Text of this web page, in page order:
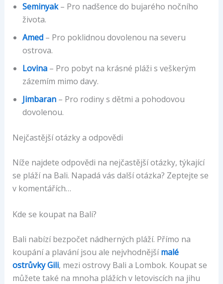
Seminyak – Pro nadšence do bujarého nočního
života.
Amed – Pro poklidnou dovolenou na severu
ostrova.
Lovina – Pro pobyt na krásné pláži s veškerým
zázemím mimo davy.
Jimbaran – Pro rodiny s dětmi a pohodovou
dovolenou.
Nejčastější otázky a odpovědi
Níže najdete odpovědi na nejčastější otázky, týkající
se pláží na Bali. Napadá vás další otázka? Zeptejte se
v komentářích…
Kde se koupat na Bali?
Bali nabízí bezpočet nádherných pláží. Přímo na
koupání a plavání jsou ale nejvhodnějšímalé
ostrůvky Gili, mezi ostrovy Bali a Lombok. Koupat se
můžete také na mnoha plážích v letoviscích na jihu